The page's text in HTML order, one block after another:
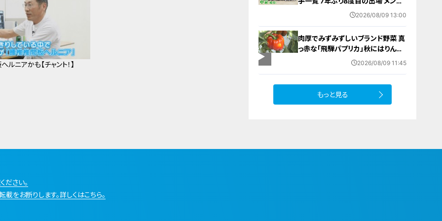
ニアかも【チャント！】
ー・出身中学・特徴は？高校野球
2026/08/09 13:00
肉厚でみずみずしいブランド野菜 真
っ赤な「飛騨パプリカ」秋にはりんご
のように甘い 岐阜・高山市の東農
2026/08/09 11:45
もっと見る
ださい。
をお断りします。詳しくはこちら。